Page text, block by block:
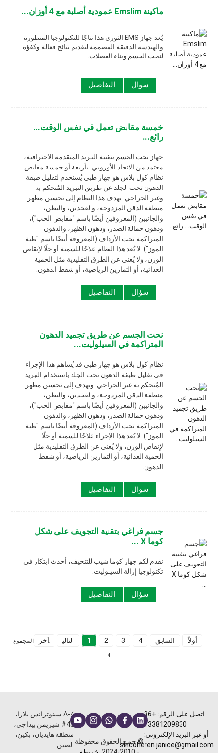
ماكينة Emslim عمودية أصلية مع 4 أوزان...
يُعد جهاز EMS الثوري هذا نتاجًا للتكنولوجيا المتطورة
والهندسة الدقيقة المصممة لتقديم نتائج فعالة وكفؤة
لنحت الجسم وبناء العضلات.
سؤال التفاصيل
خمسة مقابض تعمل في نفس الوقت...
رائع...
جهاز نحت الجسم بتقنية التبريد المتقدمة الاحترافية،
معتمد من الاتحاد الأوروبي، بأربعة أو خمسة مقابض.
نظام كول بلاس هو جهاز طبي يُستخدم لتقليل طبقة
الدهون تحت الجلد عن طريق التبريد المُتحكم به
وغير الجراحي. يهدف هذا النظام إلى تحسين مظهر
منطقة الذقن المزدوجة، والفخذين، والبطن،
والجانبين (المعروفين أيضًا باسم "مقابض الحب")،
ودهون حمالة الصدر، ودهون الظهر، والدهون
المتراكمة تحت الأرداف (المعروفة أيضًا باسم "طية
الموز"). لا يُعد هذا النظام علاجًا للسمنة أو حلًا لإنقاص
الوزن، ولا يُغني عن الطرق التقليدية مثل الحمية
الغذائية، أو التمارين الرياضية، أو شفط الدهون.
سؤال التفاصيل
نحت الجسم عن طريق تجميد الدهون
المتراكمة في السيلوليت...
نظام كول بلاس هو جهاز طبي قد يُساهم هذا الإجراء
في تقليل طبقة الدهون تحت الجلد باستخدام التبريد
المُتحكم به غير الجراحي. ويهدف إلى تحسين مظهر
منطقة الذقن المزدوجة، والفخذين، والبطن،
والجانبين (المعروفين أيضًا باسم "مقابض الحب")،
ودهون حمالة الصدر، ودهون الظهر، والدهون
المتراكمة تحت الأرداف (المعروفة أيضًا باسم "طية
الموز"). لا يُعد هذا الإجراء علاجًا للسمنة أو حلًا
لإنقاص الوزن، ولا يُغني عن الطرق التقليدية مثل
الحمية الغذائية، أو التمارين الرياضية، أو شفط
الدهون.
سؤال التفاصيل
جسم فراغي بتقنية التجويف على شكل
كوما X ...
نقدم لكم جهاز كوما شيب للتنحيف، أحدث ابتكار في
تكنولوجيا إزالة السيلوليت.
سؤال التفاصيل
أولاً السابق 1 2 3 4 التالي آخر المجموع
4
اتصل على الرقم: +86
13381209830
أو عبر البريد الإلكتروني:
sincoheren.janice@gmail.com© جميع الحقوق محفوظة
A-4 سينوترانس بلازا،
43# شيزيمن بيداجي،
منطقة هايديان، بكين،
الصين.